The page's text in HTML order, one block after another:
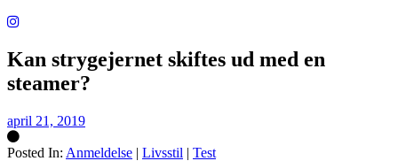
Kan strygejernet skiftes ud med en
steamer?
april 21, 2019
Posted In: Anmeldelse | Livsstil | Test